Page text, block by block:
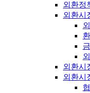
외환정
외환시
외환시
외환시